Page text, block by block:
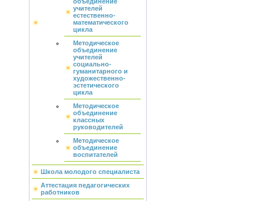
учителей
естественно-
математического
цикла
Методическое
объединение
учителей
социально-
гуманитарного и
художественно-
эстетического
цикла
Методическое
объединение
классных
руководителей
Методическое
объединение
воспитателей
Школа молодого специалиста
Аттестация педагогических
работников